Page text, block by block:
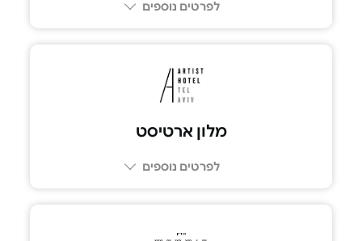
לפרטים נוספים
מלון ארטיסט
לפרטים נוספים